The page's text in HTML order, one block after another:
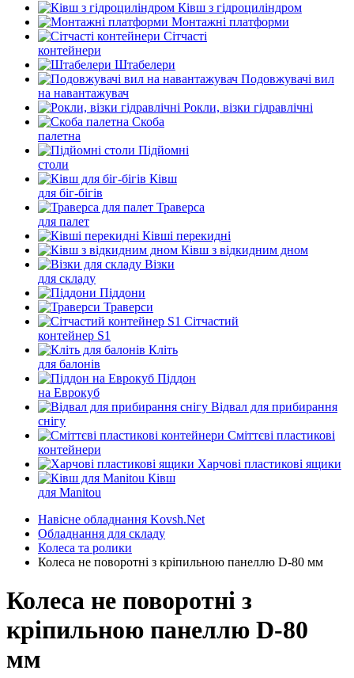
Ківш з гідроциліндром
Монтажні платформи
Сітчасті
контейнери
Штабелери
Подовжувачі вил
на навантажувач
Рокли, візки гідравлічні
Скоба
палетна
Підйомні
столи
Ківш
для біг-бігів
Траверса
для палет
Ківші перекидні
Ківш з відкидним дном
Візки
для складу
Піддони
Траверси
Сітчастий
контейнер S1
Кліть
для балонів
Піддон
на Еврокуб
Відвал для прибирання
снігу
Cміттєві пластикові
контейнери
Харчові пластикові ящики
Ківш
для Manitou
Навісне обладнання Kovsh.Net
Обладнання для складу
Колеса та ролики
Колеса не поворотні з кріпильною панеллю D-80 мм
Колеса не поворотні з
кріпильною панеллю D-80
мм